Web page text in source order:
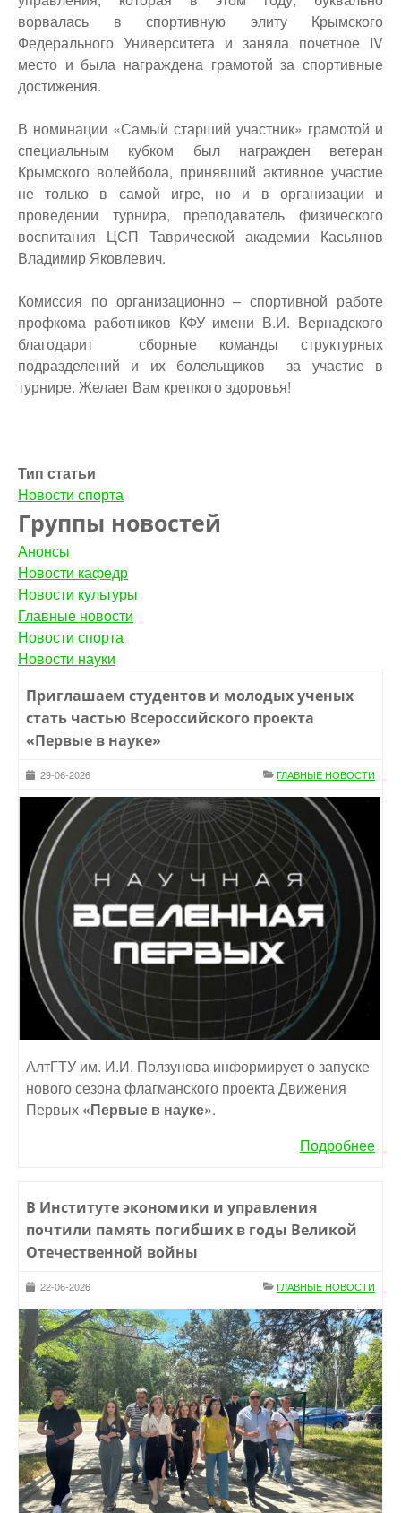
ворвалась в спортивную элиту Крымского
Федерального Университета и заняла почетное IV
место и была награждена грамотой за спортивные
достижения.
В номинации «Самый старший участник» грамотой и
специальным кубком был награжден ветеран
Крымского волейбола, принявший активное участие
не только в самой игре, но и в организации и
проведении турнира, преподаватель физического
воспитания ЦСП Таврической академии Касьянов
Владимир Яковлевич.
Комиссия по организационно – спортивной работе
профкома работников КФУ имени В.И. Вернадского
благодарит сборные команды структурных
подразделений и их болельщиков за участие в
турнире. Желает Вам крепкого здоровья!
Тип статьи
Новости спорта
Группы новостей
Анонсы
Новости кафедр
Новости культуры
Главные новости
Новости спорта
Новости науки
Приглашаем студентов и молодых ученых
стать частью Всероссийского проекта
«Первые в науке»
29-06-2026 ГЛАВНЫЕ НОВОСТИ
АлтГТУ им. И.И. Ползунова информирует о запуске
нового сезона флагманского проекта Движения
Первых «Первые в науке».
Подробнее
В Институте экономики и управления
почтили память погибших в годы Великой
Отечественной войны
22-06-2026 ГЛАВНЫЕ НОВОСТИ